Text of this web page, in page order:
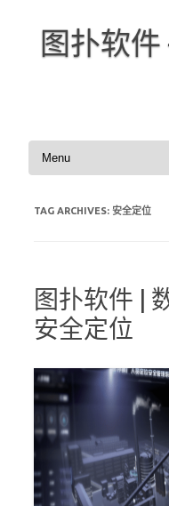
图扑软
TAG ARCHIVES: 安全定位
图扑软件 |
安全定位